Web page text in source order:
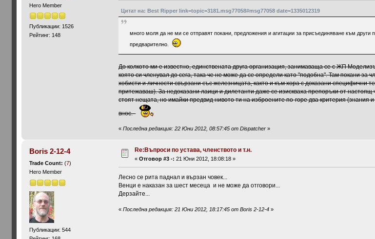
Hero Member
Публикации: 1526
Рейтинг: 148
Цитат на: Best Ripper link=topic=3181.msg77058#msg77058 date=1335012319
много моля да не ми се отправят покани, предложения и агитации за присъединяване към
предварително.
До колкото ми е известно, единствената друга организация, занимаваща се с ЖП
която си членувал до сега, така че не може да се определи като "подобна". Там покани
хобисти и личности свързани със железницата, както и към хора с доказани специфични
притежаваш). За недоказани лаици и дилетанти даже се изискваха препоръки от
стоят нещата, но имайки предвид нивото ти на изброените по-горе два критерия
внос.
«Последна редакция: 22 Юни 2012, 08:57:45 от Dispatcher »
Boris 2-12-4
Trade Count: (7)
Hero Member
Публикации: 544
Re:Въпроси по устава, членството и т.н.
« Отговор #3 -: 21 Юни 2012, 18:08:18 »
Лесно се рита паднал и вързан човек...
Венци е наказан за шест месеца и не може да отговори...
Дерзайте...
«Последна редакция: 21 Юни 2012, 18:17:45 от Boris 2-12-4 »